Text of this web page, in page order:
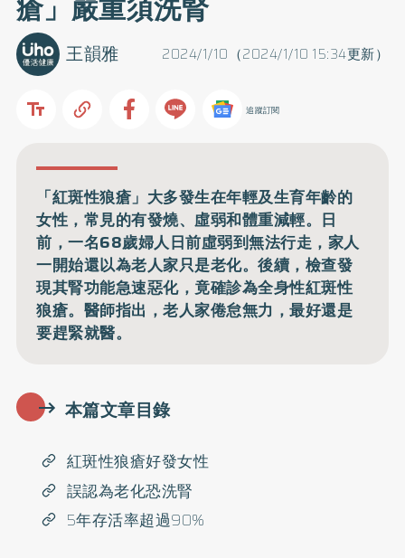
瘡」嚴重須洗腎
2024/1/10（2024/1/10 15:34更新）
王韻雅
追蹤訂閱
「紅斑性狼瘡」大多發生在年輕及生育年齡的
女性，常見的有發燒、虛弱和體重減輕。日
前，一名68歲婦人日前虛弱到無法行走，家人
一開始還以為老人家只是老化。後續，檢查發
現其腎功能急速惡化，竟確診為全身性紅斑性
狼瘡。醫師指出，老人家倦怠無力，最好還是
要趕緊就醫。
本篇文章目錄
紅斑性狼瘡好發女性
誤認為老化恐洗腎
5年存活率超過90%